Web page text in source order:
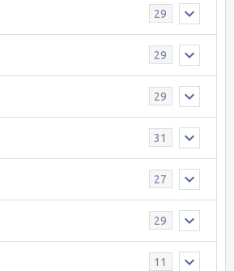
29
29
29
31
27
29
11